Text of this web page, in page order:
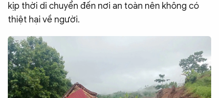
BẠN ĐỌC & CAND
ĐA PHƯƠNG TIỆN
eMagazine
Video Ảnh
kịp thời di chuyển đến nơi an toàn nên không có
thiệt hại về người.